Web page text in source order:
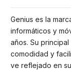
Genius es la
informáticos y
años. Su
comodidad y
ve reflejado en